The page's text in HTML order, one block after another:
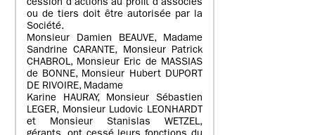
cession d’actions au profit d’associés
ou de tiers doit être autorisée par la
Société.
Monsieur Damien BEAUVE, Madame
Sandrine CARANTE, Monsieur Patrick
CHABROL, Monsieur Eric de MASSIAS
de BONNE, Monsieur Hubert DUPORT
DE RIVOIRE, Madame
Karine HAURAY, Monsieur Sébastien
LEGER, Monsieur Ludovic LEONHARDT
et Monsieur Stanislas WETZEL,